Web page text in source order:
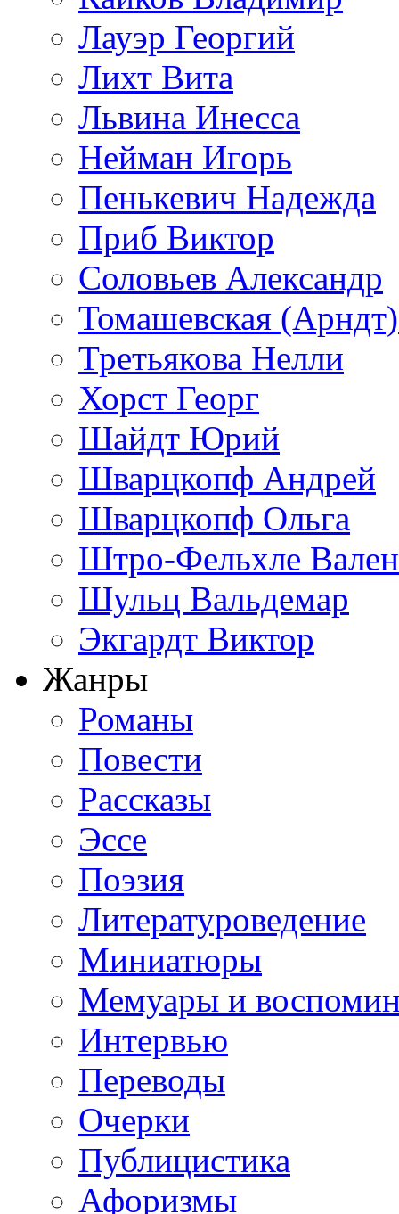
Лауэр Георгий
Лихт Вита
Львина Инесса
Нейман Игорь
Пенькевич Надежда
Приб Виктор
Соловьев Александр
Томашевская
Третьякова Нелли
Хорст Георг
Шайдт Юрий
Шварцкопф Андрей
Шварцкопф Ольга
Штро-Фельхле
Шульц Вальдемар
Экгардт Виктор
Жанры
Романы
Повести
Рассказы
Эссе
Поэзия
Литературоведение
Миниатюры
Мемуары и
Интервью
Переводы
Очерки
Публицистика
Афоризмы